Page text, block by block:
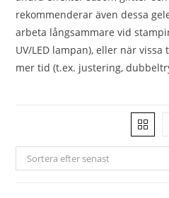
rekommenderar även dessa
arbeta långsammare vid
UV/LED lampan), eller när
mer tid (t.ex. justering,
Sortera efter senast